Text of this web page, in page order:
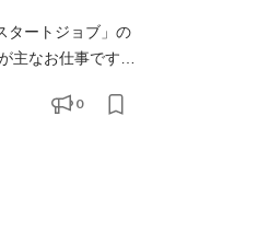
タートジョブ」の
主なお仕事です。
て担うため、直
0